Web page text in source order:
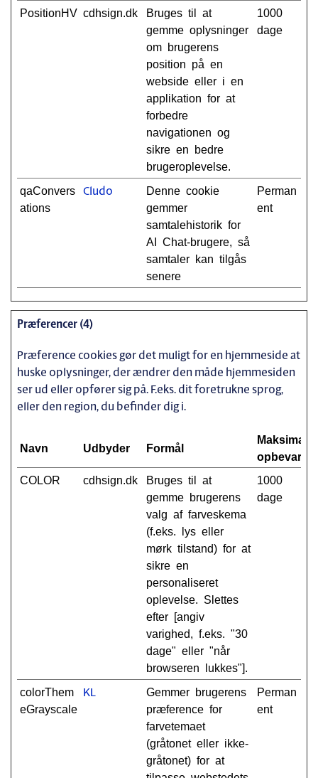
PositionHV cdhsign.dk
Bruges til at
gemme oplysninger
om brugerens
position på en
webside eller i en
applikation for at
forbedre
navigationen og
sikre en bedre
brugeroplevelse.
1000
dage
qaConvers
ations
Cludo
Denne cookie
gemmer
samtalehistorik for
AI Chat-brugere, så
samtaler kan tilgås
senere
Perman
ent
Præferencer (4)
Præference cookies gør det muligt for en hjemmeside at
huske oplysninger, der ændrer den måde hjemmesiden
ser ud eller opfører sig på. F.eks. dit foretrukne sprog,
eller den region, du befinder dig i.
Navn Udbyder Formål
Maksimal
COLOR cdhsign.dk
Bruges til at
gemme brugerens
valg af farveskema
(f.eks. lys eller
mørk tilstand) for at
sikre en
personaliseret
oplevelse. Slettes
efter [angiv
varighed, f.eks. "30
dage" eller "når
browseren lukkes"].
1000
dage
colorThem
eGrayscale
KL
Gemmer brugerens
præference for
farvetemaet
(gråtonet eller ikke-
gråtonet) for at
Perman
ent